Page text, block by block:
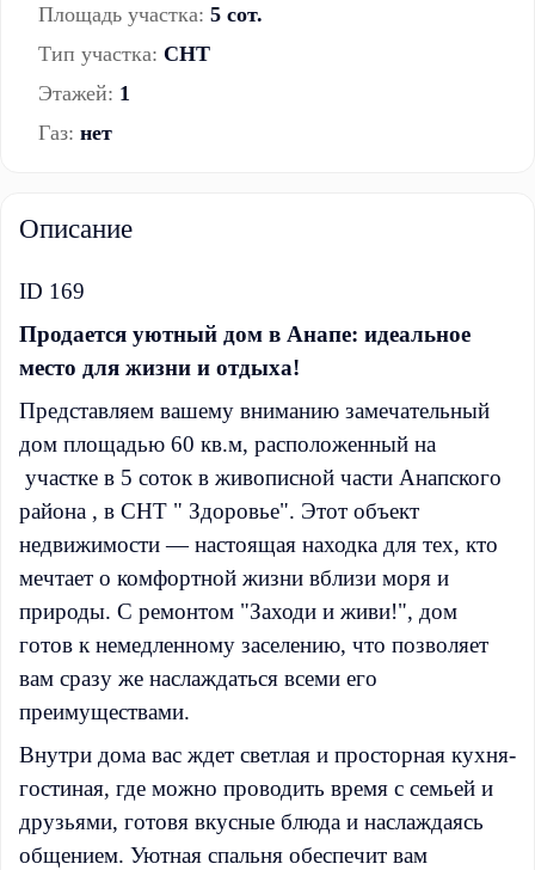
Площадь участка: 5 сот.
Тип участка: СНТ
Этажей: 1
Газ: нет
Описание
ID 169
Продается уютный дом в Анапе: идеальное
место для жизни и отдыха!
Представляем вашему вниманию замечательный
дом площадью 60 кв.м, расположенный на
участке в 5 соток в живописной части Анапского
района , в СНТ " Здоровье". Этот объект
недвижимости — настоящая находка для тех, кто
мечтает о комфортной жизни вблизи моря и
природы. С ремонтом "Заходи и живи!", дом
готов к немедленному заселению, что позволяет
вам сразу же наслаждаться всеми его
преимуществами.
Внутри дома вас ждет светлая и просторная кухня-
гостиная, где можно проводить время с семьей и
друзьями, готовя вкусные блюда и наслаждаясь
общением. Уютная спальня обеспечит вам